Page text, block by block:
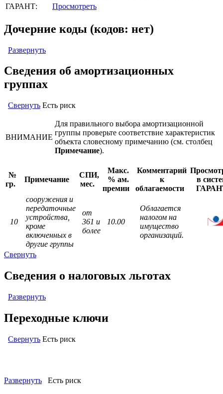
ГАРАНТ:
Просмотреть
Дочерние коды (кодов: нет)
Развернуть
Сведения об амортизационных
группах
Свернуть Есть риск
ВНИМАНИЕ
Для правильного выбора амортизационной
группы проверьте соответствие характеристик
объекта словесному примечанию (см. столбец
Примечание).
№
гр.
Примечание
СПИ,
мес.
Макс.
% ам.
премии
Комментарий
к
облагаемости
в
10
сооружения и
передаточные
устройства,
кроме
включенных в
другие группы
от
361 и
более
10.00
Облагается
налогом на
имущество
организаций.
Свернуть
Сведения о налоговых льготах
Развернуть
Переходные ключи
Свернуть Есть риск
Развернуть Есть риск